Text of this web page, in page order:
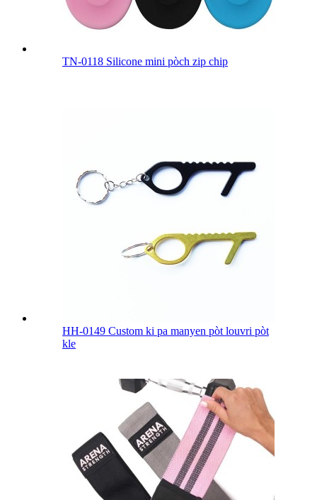
TN-0118 Silicone mini pòch zip chip
HH-0149 Custom ki pa manyen pòt louvri pòt
kle